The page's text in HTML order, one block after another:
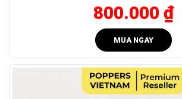
Lực đều: Cảm giác lan đều chỉ sau
tạo hưng phấn rõ rệt nhưng không
hay mất kiểm soát.
Mùi nhẹ: Mùi hương dịu, bay hơi
hưởng đến người xung quanh.
Giãn cơ ổn định – phản ứng
800.000 ₫
MUA NGAY